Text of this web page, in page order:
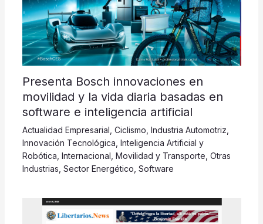
Presenta Bosch innovaciones en
movilidad y la vida diaria basadas en
software e inteligencia artificial
Actualidad Empresarial Ciclismo Industria Automotriz
Innovación Tecnológica Inteligencia Artificial y
Robótica Internacional Movilidad y Transporte Otras
Industrias Sector Energético Software